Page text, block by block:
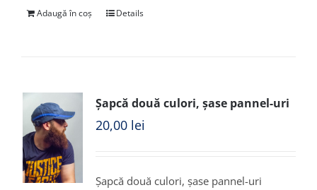
Adaugă în coș Details
Șapcă două culori, șase pannel-uri
20,00 lei
Șapcă două culori, șase pannel-uri